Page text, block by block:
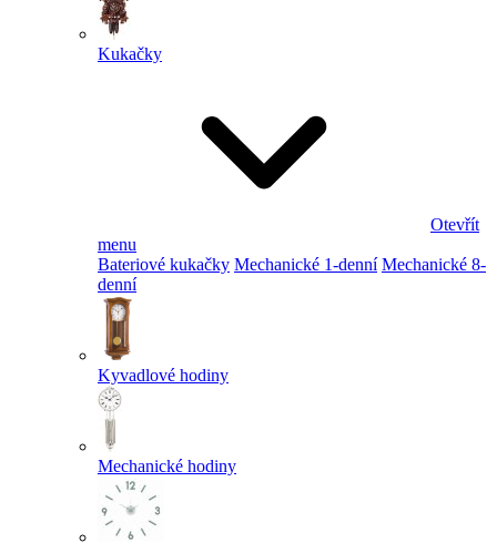
Kukačky
Otevřít
menu
Bateriové kukačky Mechanické 1-denní Mechanické 8-
denní
Kyvadlové hodiny
Mechanické hodiny